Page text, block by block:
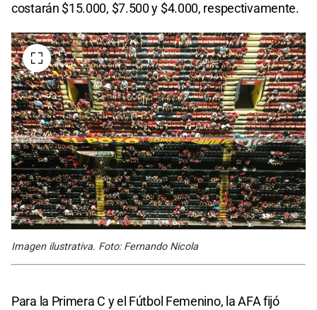
costarán $15.000, $7.500 y $4.000, respectivamente.
Imagen ilustrativa. Foto: Fernando Nicola
Para la Primera C y el Fútbol Femenino, la AFA fijó